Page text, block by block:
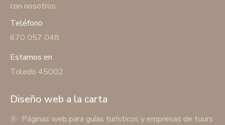
con nosotros.
Teléfono
670 057 048
Estamos en
Toledo 45002
Diseño web a la carta
Páginas web para guías turísticos y empresas de tours